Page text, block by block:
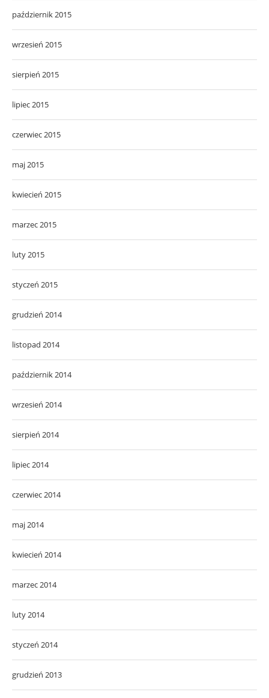
październik 2015
wrzesień 2015
sierpień 2015
lipiec 2015
czerwiec 2015
maj 2015
kwiecień 2015
marzec 2015
luty 2015
styczeń 2015
grudzień 2014
listopad 2014
październik 2014
wrzesień 2014
sierpień 2014
lipiec 2014
czerwiec 2014
maj 2014
kwiecień 2014
marzec 2014
luty 2014
styczeń 2014
grudzień 2013